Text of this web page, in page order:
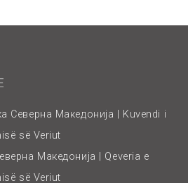
Северна Македонија | Kuvendi i
së Veriut
Македонија | Qeveria e
së Veriut